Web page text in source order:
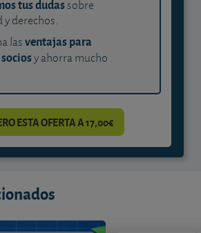
tus dudassobre
y derechos.
lasventajas para
y ahorra mucho
ESTA OFERTA A 17,00€